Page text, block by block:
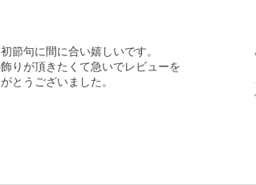
節句に間に合い嬉しいです。
りが頂きたくて急いでレビューを
とうございました。